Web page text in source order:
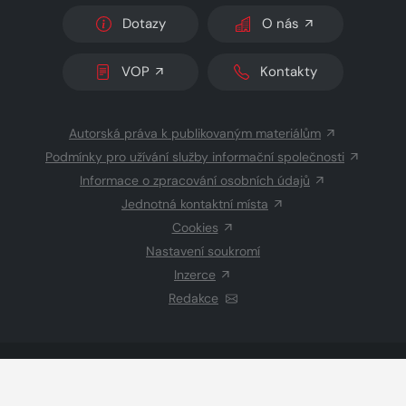
Dotazy O nás
VOP Kontakty
Autorská práva k publikovaným materiálům
Podmínky pro užívání služby informační společnosti
Informace o zpracování osobních údajů
Jednotná kontaktní místa
Cookies
Nastavení soukromí
Inzerce
Redakce